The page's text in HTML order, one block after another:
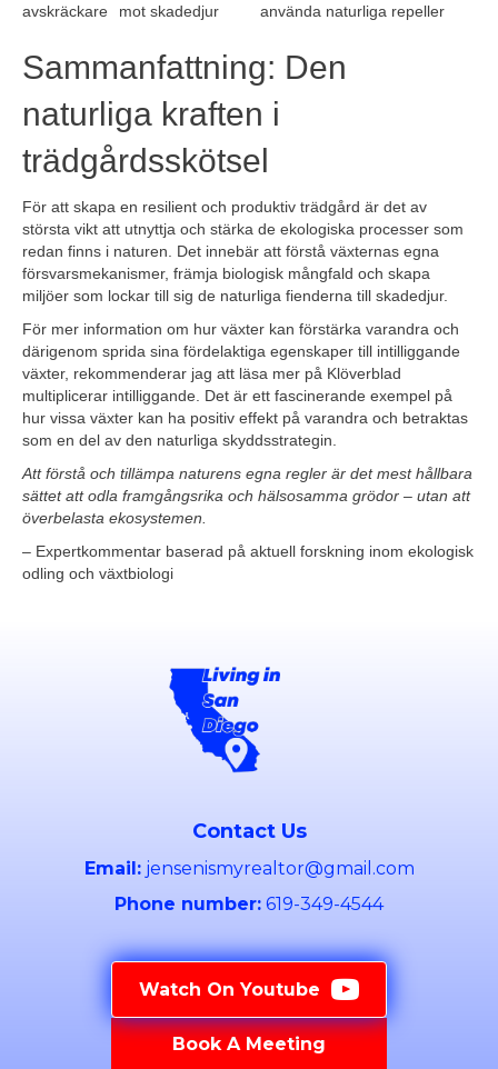
avskräckare
mot skadedjur
använda naturliga repeller
Sammanfattning: Den
naturliga kraften i
trädgårdsskötsel
För att skapa en resilient och produktiv trädgård är det av
största vikt att utnyttja och stärka de ekologiska processer som
redan finns i naturen. Det innebär att förstå växternas egna
försvarsmekanismer, främja biologisk mångfald och skapa
miljöer som lockar till sig de naturliga fienderna till skadedjur.
För mer information om hur växter kan förstärka varandra och
därigenom sprida sina fördelaktiga egenskaper till intilliggande
växter, rekommenderar jag att läsa mer på Klöverblad
multiplicerar intilliggande. Det är ett fascinerande exempel på
hur vissa växter kan ha positiv effekt på varandra och betraktas
som en del av den naturliga skyddsstrategin.
Att förstå och tillämpa naturens egna regler är det mest hållbara
sättet att odla framgångsrika och hälsosamma grödor – utan att
överbelasta ekosystemen.
– Expertkommentar baserad på aktuell forskning inom ekologisk
odling och växtbiologi
Contact Us
Email:jensenismyrealtor@gmail.com
Phone number: 619-349-4544
Watch On Youtube
Book A Meeting